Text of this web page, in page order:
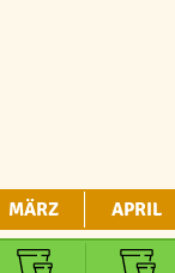
MÄRZ APRIL